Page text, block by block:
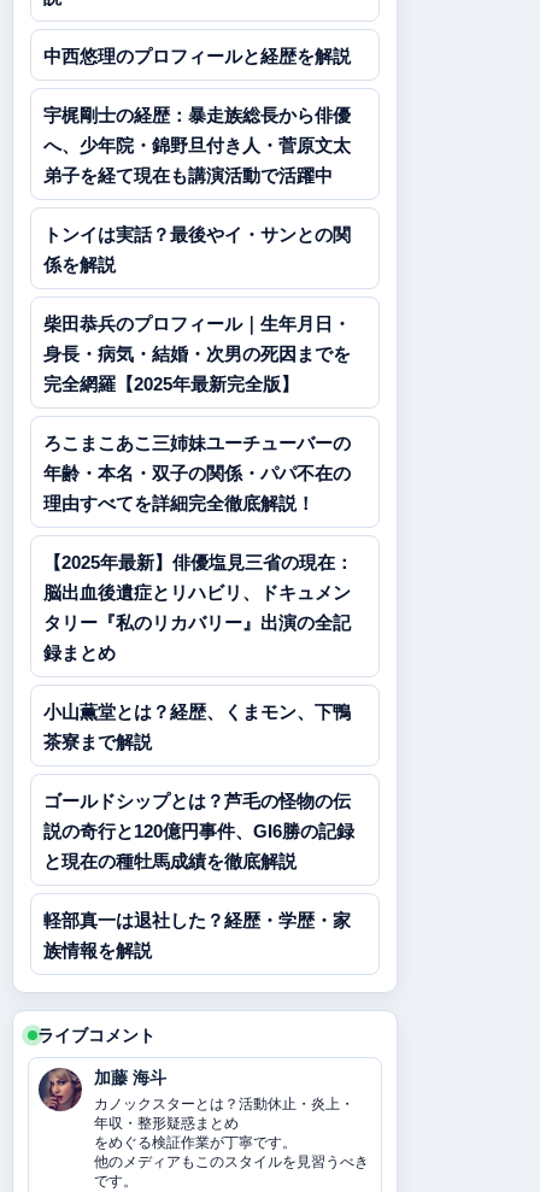
中西悠理のプロフィールと経歴を解説
宇梶剛士の経歴：暴走族総長から俳優
へ、少年院・錦野旦付き人・菅原文太
弟子を経て現在も講演活動で活躍中
トンイは実話？最後やイ・サンとの関
係を解説
柴田恭兵のプロフィール｜生年月日・
身長・病気・結婚・次男の死因までを
完全網羅【2025年最新完全版】
ろこまこあこ三姉妹ユーチューバーの
年齢・本名・双子の関係・パパ不在の
理由すべてを詳細完全徹底解説！
【2025年最新】俳優塩見三省の現在：
脳出血後遺症とリハビリ、ドキュメン
タリー『私のリカバリー』出演の全記
録まとめ
小山薫堂とは？経歴、くまモン、下鴨
茶寮まで解説
ゴールドシップとは？芦毛の怪物の伝
説の奇行と120億円事件、GI6勝の記録
と現在の種牡馬成績を徹底解説
軽部真一は退社した？経歴・学歴・家
族情報を解説
ライブコメント
加藤 海斗
カノックスターとは？活動休止・炎上・
年収・整形疑惑まとめ
をめぐる検証作業が丁寧です。
他のメディアもこのスタイルを見習うべき
です。